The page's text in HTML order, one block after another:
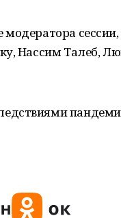
модератора
Нассим Талеб,